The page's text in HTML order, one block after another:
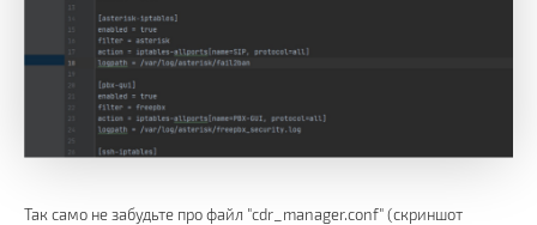
Так само не забудьте про файл "cdr_manager.conf" (скриншот